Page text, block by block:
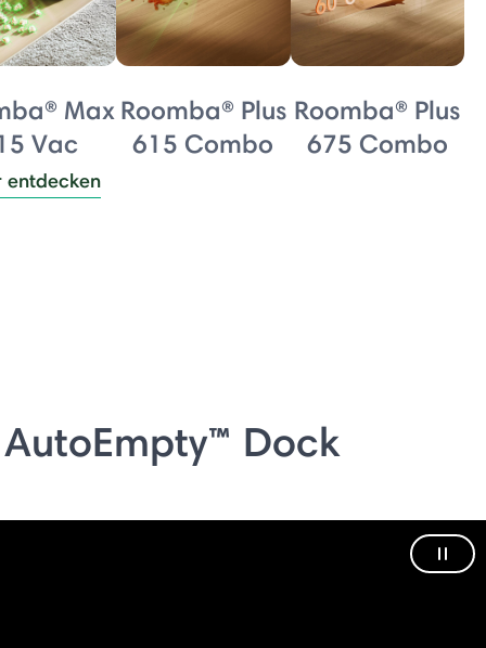
Max
Vac
entdecken
Roomba® Plus
615 Combo
Roomba® Plus
675 Combo
Dock